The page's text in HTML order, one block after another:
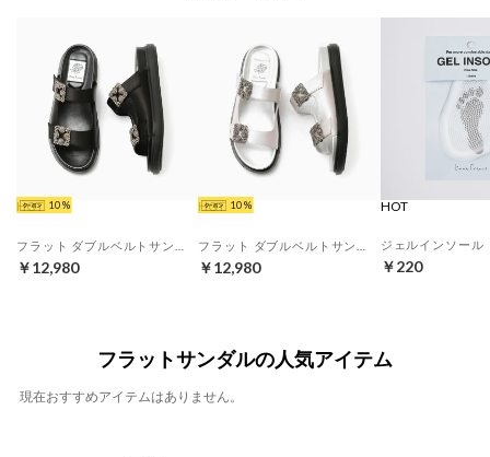
HOT 10
￥12,980
HOT 10
￥12,980
HOT
￥220
フラットサンダルの人気アイテム
現在おすすめアイテムはありません。